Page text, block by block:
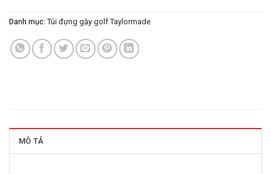
Danh mục: Túi đựng gậy golf Taylormade
MÔ TẢ